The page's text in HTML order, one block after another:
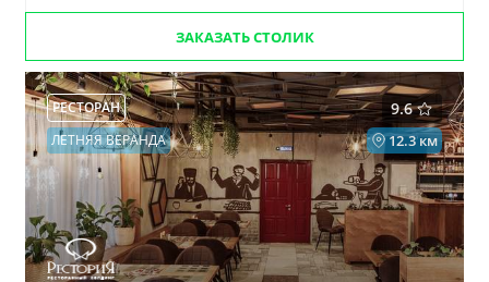
ЗАКАЗАТЬ СТОЛИК
9.6
РЕСТОРАН
12.3 км
ЛЕТНЯЯ ВЕРАНДА